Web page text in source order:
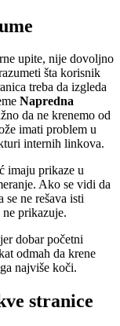
upite, nije dovoljno
šta korisnik
treba da izgleda
Napredna
da ne krenemo od
imati problem u
internih linkova.
imaju prikaze u
Ako se vidi da
se ne rešava isti
prikazuje.
dobar početni
odmah da krene
najviše koči.
stranice